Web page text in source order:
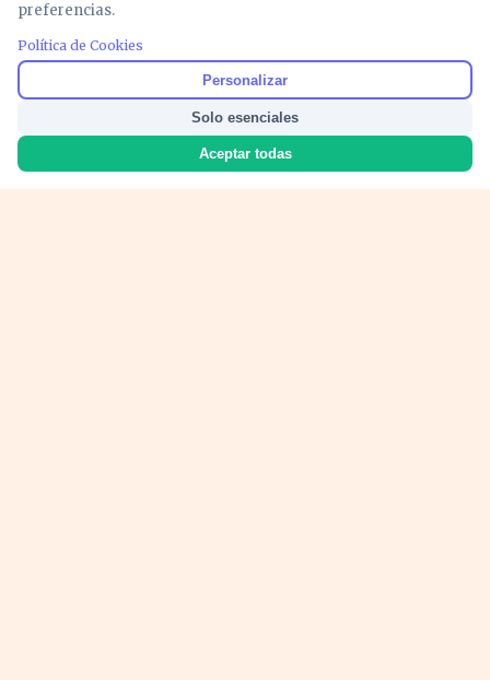
preferencias.
Política de Cookies
Personalizar
Solo esenciales
Aceptar todas